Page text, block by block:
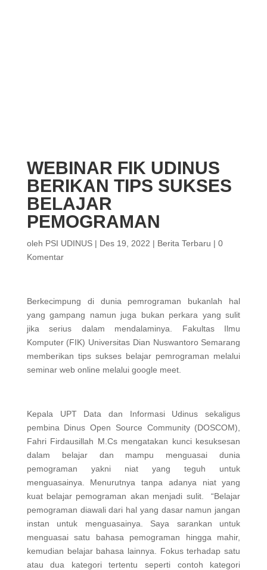
WEBINAR FIK UDINUS
BERIKAN TIPS SUKSES
BELAJAR
PEMOGRAMAN
oleh PSI UDINUS| Des 19, 2022 | Berita Terbaru | 0
Komentar
Berkecimpung di dunia pemrograman bukanlah hal
yang gampang namun juga bukan perkara yang sulit
jika serius dalam mendalaminya. Fakultas Ilmu
Komputer (FIK) Universitas Dian Nuswantoro Semarang
memberikan tips sukses belajar pemrograman melalui
seminar web online melalui google meet.
Kepala UPT Data dan Informasi Udinus sekaligus
pembina Dinus Open Source Community (DOSCOM),
Fahri Firdausillah M.Cs mengatakan kunci kesuksesan
dalam belajar dan mampu menguasai dunia
pemograman yakni niat yang teguh untuk
menguasainya. Menurutnya tanpa adanya niat yang
kuat belajar pemograman akan menjadi sulit. “Belajar
pemograman diawali dari hal yang dasar namun jangan
instan untuk menguasainya. Saya sarankan untuk
menguasai satu bahasa pemograman hingga mahir,
kemudian belajar bahasa lainnya. Fokus terhadap satu
atau dua kategori tertentu seperti contoh kategori